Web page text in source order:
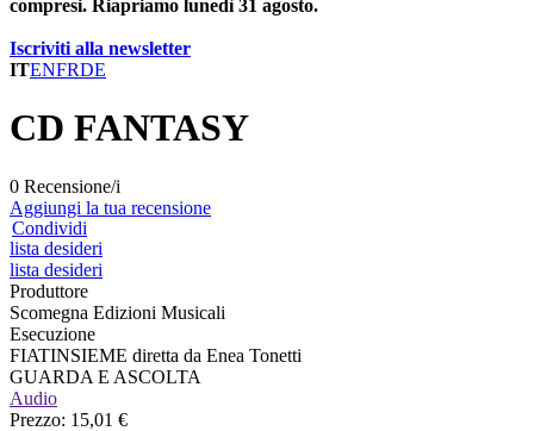
compresi. Riapriamo lunedì 31 agosto.
Iscriviti alla newsletter
ITENFRDE
CD FANTASY
0 Recensione/i
Aggiungi la tua recensione
Condividi
lista desideri
lista desideri
Produttore
Scomegna Edizioni Musicali
Esecuzione
FIATINSIEME diretta da Enea Tonetti
GUARDA E ASCOLTA
Audio
Prezzo: 15,01 €